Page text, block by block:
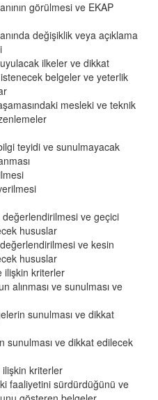
görülmesi ve EKAP
değişiklik veya açıklama
ilkeler ve dikkat
belgeler ve yeterlik
mesleki ve teknik
teyidi ve sunulmayacak
ve geçici
hususlar
ve kesin
hususlar
ilişkin kriterler
alınması ve sunulması ve
sunulması ve dikkat
sunulması ve dikkat edilecek
kriterler
faaliyetini sürdürdüğünü ve